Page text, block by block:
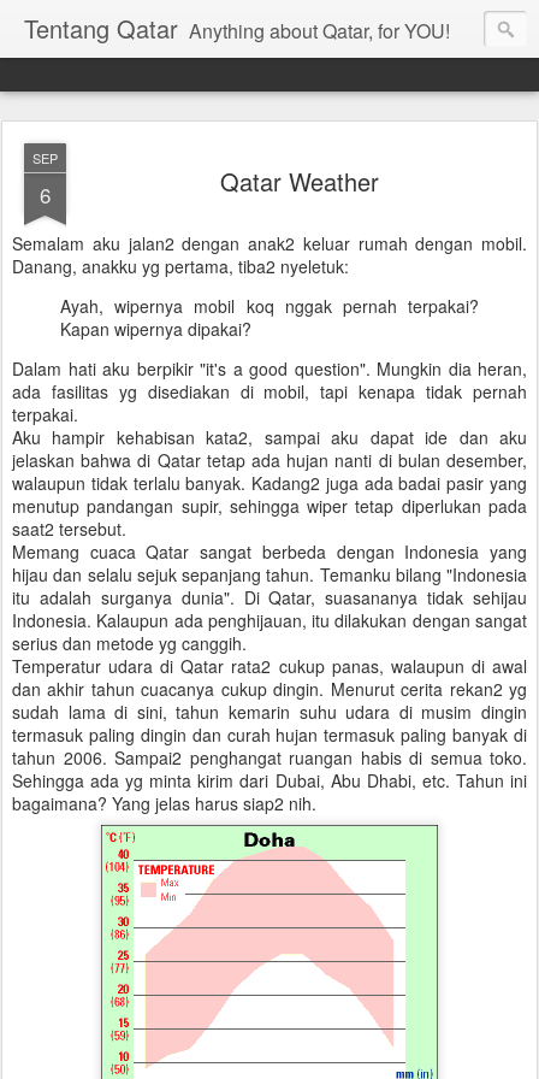
Tentang Qatar Anything about Qatar, for YOU!
SEP
6 Qatar Weather
Semalam aku jalan2 dengan anak2 keluar rumah dengan mobil.
Danang, anakku yg pertama, tiba2 nyeletuk:
Ayah, wipernya mobil koq nggak pernah terpakai?
Kapan wipernya dipakai?
Dalam hati aku berpikir "it's a good question". Mungkin dia heran,
ada fasilitas yg disediakan di mobil, tapi kenapa tidak pernah
terpakai.
Aku hampir kehabisan kata2, sampai aku dapat ide dan aku
jelaskan bahwa di Qatar tetap ada hujan nanti di bulan desember,
walaupun tidak terlalu banyak. Kadang2 juga ada badai pasir yang
menutup pandangan supir, sehingga wiper tetap diperlukan pada
saat2 tersebut.
Memang cuaca Qatar sangat berbeda dengan Indonesia yang
hijau dan selalu sejuk sepanjang tahun. Temanku bilang "Indonesia
itu adalah surganya dunia". Di Qatar, suasananya tidak sehijau
Indonesia. Kalaupun ada penghijauan, itu dilakukan dengan sangat
serius dan metode yg canggih.
Temperatur udara di Qatar rata2 cukup panas, walaupun di awal
dan akhir tahun cuacanya cukup dingin. Menurut cerita rekan2 yg
sudah lama di sini, tahun kemarin suhu udara di musim dingin
termasuk paling dingin dan curah hujan termasuk paling banyak di
tahun 2006. Sampai2 penghangat ruangan habis di semua toko.
Sehingga ada yg minta kirim dari Dubai, Abu Dhabi, etc. Tahun ini
bagaimana? Yang jelas harus siap2 nih.